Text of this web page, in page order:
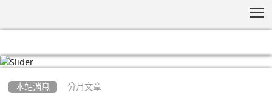
本站消息 分月文章